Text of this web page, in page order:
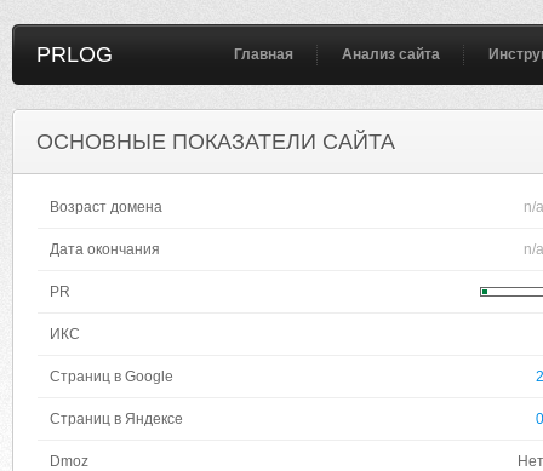
PRLOG Главная Анализ сайта
ОСНОВНЫЕ ПОКАЗАТЕЛИ САЙТА
Возраст домена n/a
Дата окончания n/a
PR
ИКС
Страниц в Google 2
Страниц в Яндексе 0
Dmoz Нет